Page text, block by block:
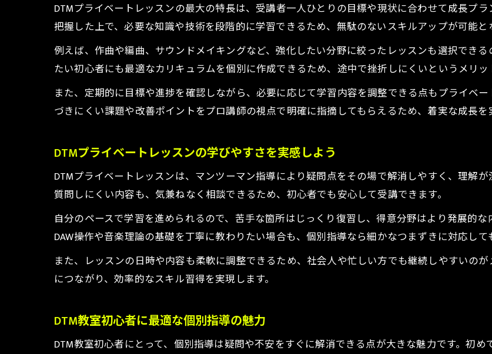
自宅学習とDTM教室の組み合わせ活用法
DTMスクール安いプランの見極め方
迷わない！DTM独学と個人指導の違い
DTM独学とプライベートレッスンの違いを
DTM個人指導で学ぶべきポイントとは
DTM教室初心者が陥りやすい独学の壁
DTMレッスンおすすめの独自メリット
社会人向けのDTM学習法とは何か
DTMスクール社会人に選ばれる理由
社会人がDTMで続けやすい学習スケジュー
DTMプライベートレッスンの柔軟な活用術
忙しい社会人が伸ばすDTMスキルアップ法
DTMで挫折しないための学習ステップ
DTMプライベートレッスンの最大の特長は、受講者一人ひとりの目標や現状に合わせて成長プ
把握した上で、必要な知識や技術を段階的に学習できるため、無駄のないスキルアップが可能と
例えば、作曲や編曲、サウンドメイキングなど、強化したい分野に絞ったレッスンも選択でき
たい初心者にも最適なカリキュラムを個別に作成できるため、途中で挫折しにくいというメリッ
また、定期的に目標や進捗を確認しながら、必要に応じて学習内容を調整できる点もプライベ
づきにくい課題や改善ポイントをプロ講師の視点で明確に指摘してもらえるため、着実な成長を
DTMプライベートレッスンの学びやすさを実感しよう
DTMプライベートレッスンは、マンツーマン指導により疑問点をその場で解消しやすく、理解
質問しにくい内容も、気兼ねなく相談できるため、初心者でも安心して受講できます。
自分のペースで学習を進められるので、苦手な箇所はじっくり復習し、得意分野はより発展的な
DAW操作や音楽理論の基礎を丁寧に教わりたい場合も、個別指導なら細かなつまずきに対応して
また、レッスンの日時や内容も柔軟に調整できるため、社会人や忙しい方でも継続しやすいの
につながり、効率的なスキル習得を実現します。
DTM教室初心者に最適な個別指導の魅力
DTM教室初心者にとって、個別指導は疑問や不安をすぐに解消できる点が大きな魅力です。初